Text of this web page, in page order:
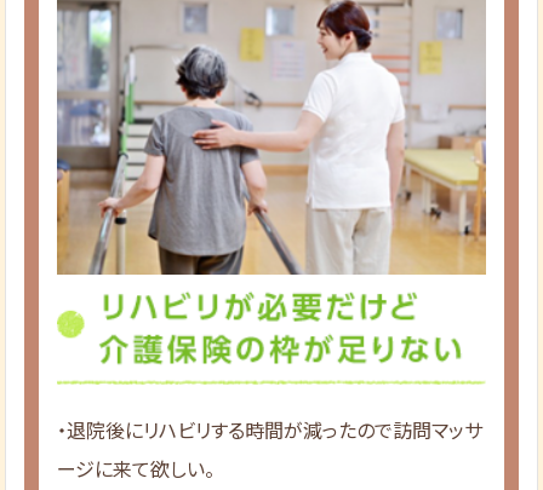
・退院後にリハビリする時間が減ったので訪問マッサ
ージに来て欲しい。